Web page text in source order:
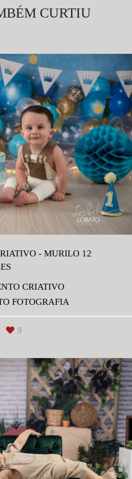
CURTIU
- MURILO 12
CRIATIVO
FOTOGRAFIA
9